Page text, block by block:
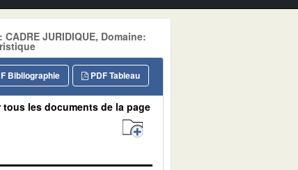
JURIDIQUE, Domaine:
PDF Tableau
Bibliographie
tous les documents de la page